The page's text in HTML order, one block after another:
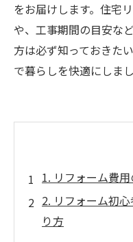
をお届けします。住宅
や、工事期間の目安な
方は必ず知っておきた
で暮らしを快適にしま
1. リフォーム費
2. リフォーム初
り方